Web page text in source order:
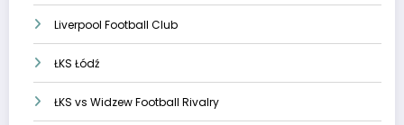
Liverpool Football Club
ŁKS Łódź
ŁKS vs Widzew Football Rivalry